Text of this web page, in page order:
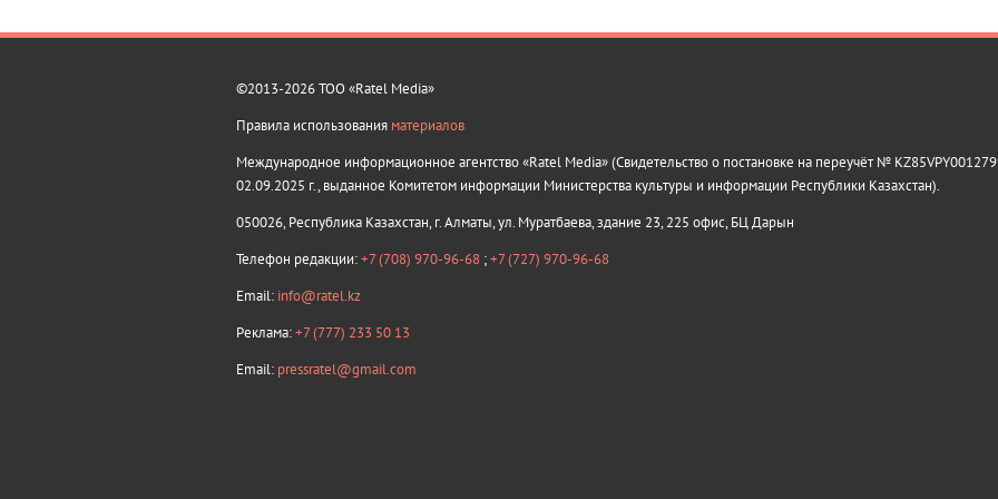
©2013-2026 ТОО «Ratel Media»
Правила использования материалов
Международное информационное агентство «Ratel Media» (Свидетельство о постановке на переучёт №
02.09.2025 г., выданное Комитетом информации Министерства культуры и информации Республики Казахстан).
050026, Республика Казахстан, г. Алматы, ул. Муратбаева, здание 23, 225 офис, БЦ Дарын
Телефон редакции:+7 (708) 970-96-68 ;+7 (727) 970-96-68
Email: info@ratel.kz
Реклама:+7 (777) 233 50 13
Email: pressratel@gmail.com